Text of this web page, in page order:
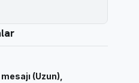
(Uzun),